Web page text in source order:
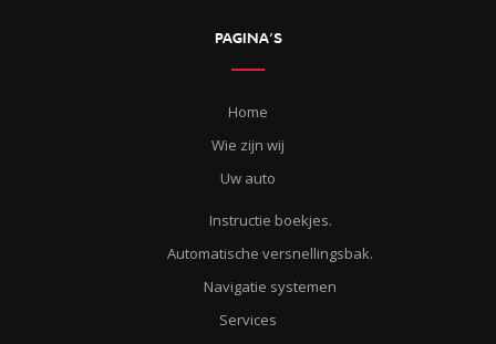
PAGINA’S
Home
Wie zijn wij
Uw auto
Instructie boekjes.
Automatische versnellingsbak.
Navigatie systemen
Services